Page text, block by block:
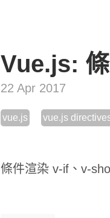
Vue.js:
22 Apr 2017
vue.js vue.js
條件渲染 v-if、v-